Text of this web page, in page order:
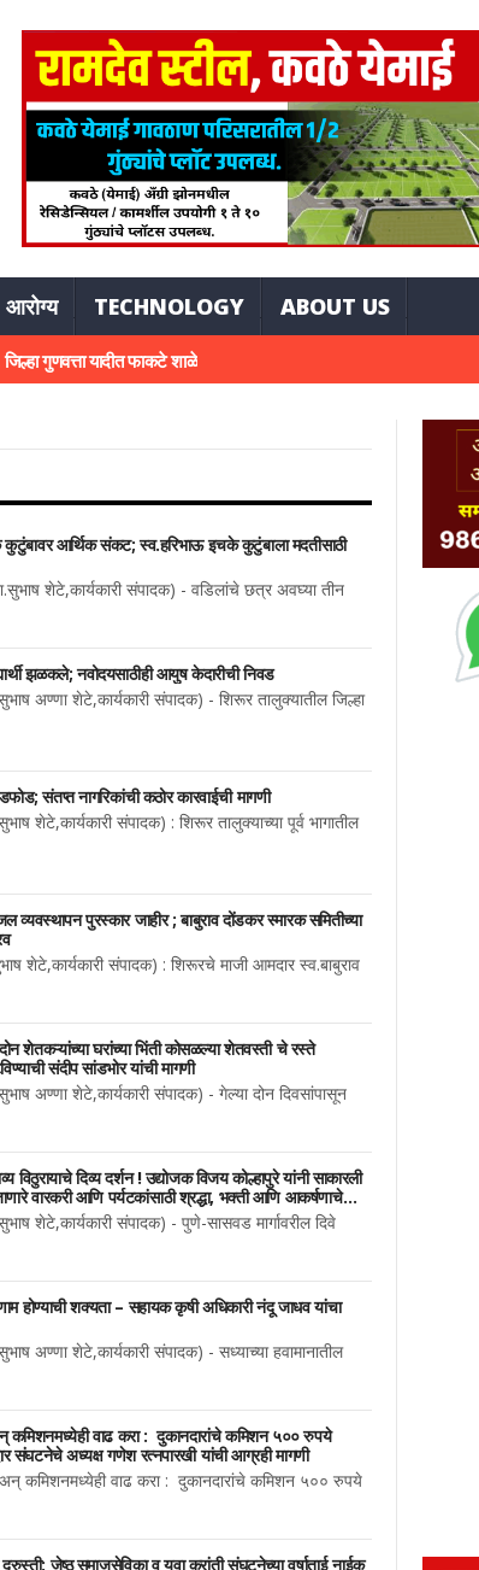
आरोग्य TECHNOLOGY ABOUT US
गुणवत्ता यादीत फाकटे शाळेचे पाच विद्यार्थी झळकले; नवोदयसाठीही आयुष केदारीची
कुटुंबावर आर्थिक संकट; स्व.हरिभाऊ इचके कुटुंबाला मदतीसाठी
शेटे,कार्यकारी संपादक) - वडिलांचे छत्र अवघ्या तीन
झळकले; नवोदयसाठीही आयुष केदारीची निवड
अण्णा शेटे,कार्यकारी संपादक) - शिरूर तालुक्यातील जिल्हा
संतप्त नागरिकांची कठोर कारवाईची मागणी
शेटे,कार्यकारी संपादक) : शिरूर तालुक्याच्या पूर्व भागातील
पुरस्कार जाहीर ; बाबुराव दोंडकर स्मारक समितीच्या
शेटे,कार्यकारी संपादक) : शिरूरचे माजी आमदार स्व.बाबुराव
शेतकऱ्यांच्या घरांच्या भिंती कोसळल्या शेतवस्ती चे रस्ते
संदीप सांडभोर यांची मागणी
अण्णा शेटे,कार्यकारी संपादक) - गेल्या दोन दिवसांपासून
दिव्य दर्शन ! उद्योजक विजय कोल्हापुरे यांनी साकारली
वारकरी आणि पर्यटकांसाठी श्रद्धा, भक्ती आणि आकर्षणाचे
शेटे,कार्यकारी संपादक) - पुणे-सासवड मार्गावरील दिवे
होण्याची शक्यता – सहायक कृषी अधिकारी नंदू जाधव यांचा
अण्णा शेटे,कार्यकारी संपादक) - सध्याच्या हवामानातील
कमिशनमध्येही वाढ करा : दुकानदारांचे कमिशन ५०० रुपये
संघटनेचे अध्यक्ष गणेश रत्नपारखी यांची आग्रही मागणी
अन् कमिशनमध्येही वाढ करा : दुकानदारांचे कमिशन ५०० रुपये
जेष्ठ समाजसेविका व युवा क्रांती संघटनेच्या वर्षाताई नाईक